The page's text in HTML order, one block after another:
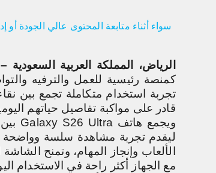
سواء أثناء متابعة المحتوى عالي الجودة أو
الرياض، المملكة العربية السعودية – 14 يونيو 2026 -
كمنصة رئيسية للعمل والترفيه
تجربة استخدام متكاملة تجمع بين
قادر على مواكبة تفاصيل حياتهم
ويجمع هاتف Galaxy S26 Ultra
ليقدم تجربة مشاهدة سلسة وواضحة
الألعاب وإنجاز المهام، وتمنح
مع الجهاز أكثر راحة في الاستخدام